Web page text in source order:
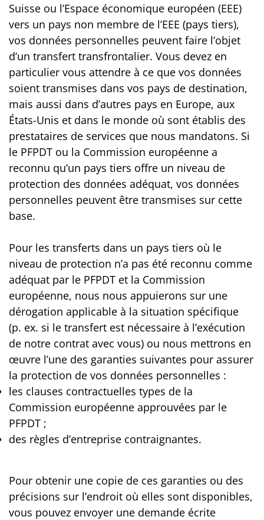
Suisse ou l’Espace économique européen (EEE)
vers un pays non membre de l’EEE (pays tiers),
vos données personnelles peuvent faire l’objet
d’un transfert transfrontalier. Vous devez en
particulier vous attendre à ce que vos données
soient transmises dans vos pays de destination,
mais aussi dans d’autres pays en Europe, aux
États-Unis et dans le monde où sont établis des
prestataires de services que nous mandatons. Si
le PFPDT ou la Commission européenne a
reconnu qu’un pays tiers offre un niveau de
protection des données adéquat, vos données
personnelles peuvent être transmises sur cette
base.
Pour les transferts dans un pays tiers où le
niveau de protection n’a pas été reconnu comme
adéquat par le PFPDT et la Commission
européenne, nous nous appuierons sur une
dérogation applicable à la situation spécifique
(p. ex. si le transfert est nécessaire à l’exécution
de notre contrat avec vous) ou nous mettrons en
œuvre l’une des garanties suivantes pour assurer
la protection de vos données personnelles :
les clauses contractuelles types de la
Commission européenne approuvées par le
PFPDT ;
des règles d’entreprise contraignantes.
Pour obtenir une copie de ces garanties ou des
précisions sur l’endroit où elles sont disponibles,
vous pouvez envoyer une demande écrite